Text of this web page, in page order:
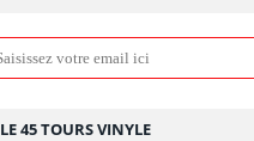
LE 45 TOURS VINYLE